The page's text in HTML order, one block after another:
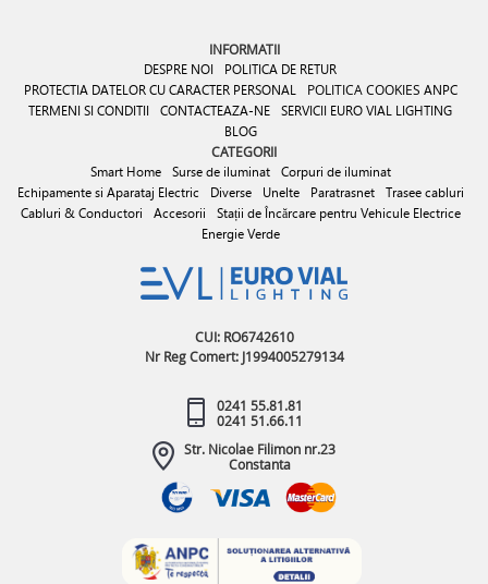
INFORMATII
DESPRE NOI
POLITICA DE RETUR
PROTECTIA DATELOR CU CARACTER PERSONAL
POLITICA COOKIES ANPC
TERMENI SI CONDITII
CONTACTEAZA-NE SERVICII EURO VIAL LIGHTING
BLOG
CATEGORII
Smart Home Surse de iluminat
Corpuri de iluminat
Echipamente si Aparataj Electric
Diverse Unelte Paratrasnet
Trasee cabluri
Cabluri & Conductori
Accesorii
Stații de Încărcare pentru Vehicule Electrice
Energie Verde
CUI: RO6742610
Nr Reg Comert: J1994005279134
0241 55.81.81
0241 51.66.11
Str. Nicolae Filimon nr.23
Constanta